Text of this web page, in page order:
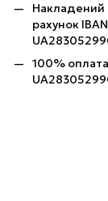
Накладений
рахунок IBAN
100%